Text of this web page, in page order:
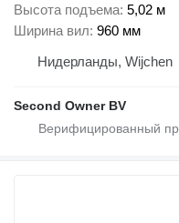
Высота подъема 5,02 м
Ширина вил 960 мм
Нидерланды, Wijchen
Second Owner BV